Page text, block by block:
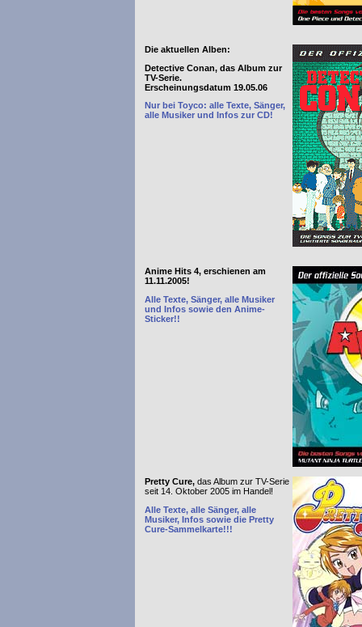
Die aktuellen Alben:
Detective Conan, das Album zur
TV-Serie.
Erscheinungsdatum 19.05.06
Nur bei Toyco: alle Texte, Sänger,
alle Musiker und Infos zur CD!
Anime Hits 4, erschienen am
11.11.2005!
Alle Texte, Sänger, alle Musiker
und Infos sowie den Anime-
Sticker!!
Pretty Cure, das Album zur TV-Serie
seit 14. Oktober 2005 im Handel!
Alle Texte, alle Sänger, alle
Musiker, Infos sowie die Pretty
Cure-Sammelkarte!!!